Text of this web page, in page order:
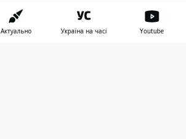
Актуально Україна на часі Youtube